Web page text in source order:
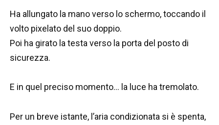
Ha allungato la mano verso lo schermo, toccando il
volto pixelato del suo doppio.
Poi ha girato la testa verso la porta del posto di
sicurezza.
E in quel preciso momento… la luce ha tremolato.
Per un breve istante, l’aria condizionata si è spenta,